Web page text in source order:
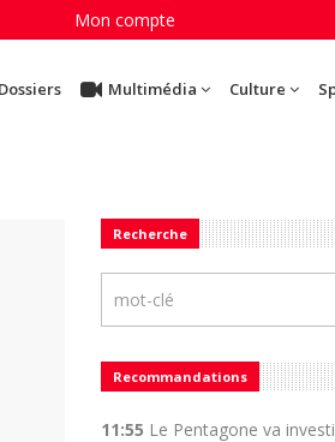
Mon compte
Multimédia Culture
Recherche
Recommandations
11:55 Le Pentagone va